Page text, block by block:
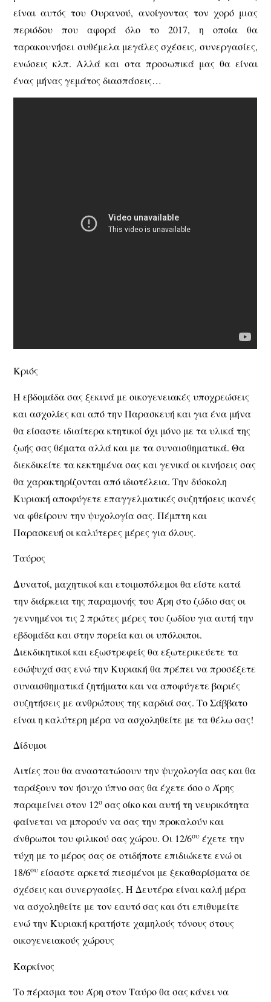
είναι αυτός του Ουρανού, ανοίγοντας τον χορό μιας
περιόδου που αφορά όλο το 2017, η οποία θα
ταρακουνήσει συθέμελα μεγάλες σχέσεις, συνεργασίες,
ενώσεις κλπ. Αλλά και στα προσωπικά μας θα είναι
ένας μήνας γεμάτος διασπάσεις…
Κριός
Η εβδομάδα σας ξεκινά με οικογενειακές υποχρεώσεις
και ασχολίες και από την Παρασκευή και για ένα μήνα
θα είσαστε ιδιαίτερα κτητικοί όχι μόνο με τα υλικά της
ζωής σας θέματα αλλά και με τα συναισθηματικά. Θα
διεκδικείτε τα κεκτημένα σας και γενικά οι κινήσεις σας
θα χαρακτηρίζονται από ιδιοτέλεια. Την δύσκολη
Κυριακή αποφύγετε επαγγελματικές συζητήσεις ικανές
να φθείρουν την ψυχολογία σας. Πέμπτη και
Παρασκευή οι καλύτερες μέρες για όλους.
Ταύρος
Δυνατοί, μαχητικοί και ετοιμοπόλεμοι θα είστε κατά
την διάρκεια της παραμονής του Άρη στο ζώδιο σας οι
γεννημένοι τις 2 πρώτες μέρες του ζωδίου για αυτή την
εβδομάδα και στην πορεία και οι υπόλοιποι.
Διεκδικητικοί και εξωστρεφείς θα εξωτερικεύετε τα
εσώψυχά σας ενώ την Κυριακή θα πρέπει να προσέξετε
συναισθηματικά ζητήματα και να αποφύγετε βαριές
συζητήσεις με ανθρώπους της καρδιά σας. Το Σάββατο
είναι η καλύτερη μέρα να ασχοληθείτε με τα θέλω σας!
Δίδυμοι
Αιτίες που θα αναστατώσουν την ψυχολογία σας και θα
ταράξουν τον ήσυχο ύπνο σας θα έχετε όσο ο Άρης
παραμείνει στον 12ο σας οίκο και αυτή τη νευρικότητα
φαίνεται να μπορούν να σας την προκαλούν και
άνθρωποι του φιλικού σας χώρου. Οι 12/6ου έχετε την
τύχη με το μέρος σας σε οτιδήποτε επιδιώκετε ενώ οι
18/6ου είσαστε αρκετά πιεσμένοι με ξεκαθαρίσματα σε
σχέσεις και συνεργασίες. Η Δευτέρα είναι καλή μέρα
να ασχοληθείτε με τον εαυτό σας και ότι επιθυμείτε
ενώ την Κυριακή κρατήστε χαμηλούς τόνους στους
οικογενειακούς χώρους
Καρκίνος
Το πέρασμα του Άρη στον Ταύρο θα σας κάνει να